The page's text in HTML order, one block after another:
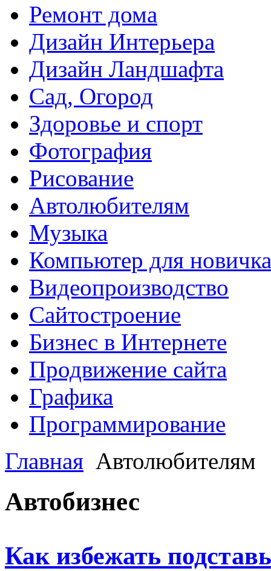
Ремонт дома
Дизайн Интерьера
Дизайн Ландшафта
Сад, Огород
Здоровье и спорт
Фотография
Рисование
Автолюбителям
Музыка
Компьютер для новичка
Видеопроизводство
Сайтостроение
Бизнес в Интернете
Продвижение сайта
Графика
Программирование
Главная Автолюбителям
Автобизнес
Как избежать